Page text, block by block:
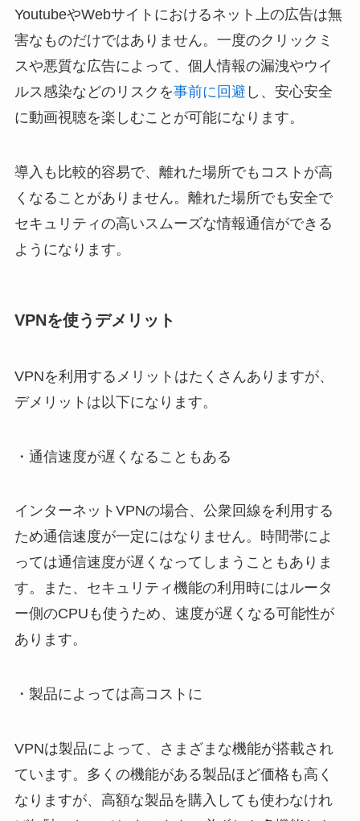
YoutubeやWebサイトにおけるネット上の広告は無
害なものだけではありません。一度のクリックミ
スや悪質な広告によって、個人情報の漏洩やウイ
ルス感染などのリスクを事前に回避 し、安心安全
に動画視聴を楽しむことが可能になります。
導入も比較的容易で、離れた場所でもコストが高
くなることがありません。離れた場所でも安全で
セキュリティの高いスムーズな情報通信ができる
ようになります。
VPNを使うデメリット
VPNを利用するメリットはたくさんありますが、
デメリットは以下になります。
・通信速度が遅くなることもある
インターネットVPNの場合、公衆回線を利用する
ため通信速度が一定にはなりません。時間帯によ
っては通信速度が遅くなってしまうこともありま
す。また、セキュリティ機能の利用時にはルータ
ー側のCPUも使うため、速度が遅くなる可能性が
あります。
・製品によっては高コストに
VPNは製品によって、さまざまな機能が搭載され
ています。多くの機能がある製品ほど価格も高く
なりますが、高額な製品を購入しても使わなけれ